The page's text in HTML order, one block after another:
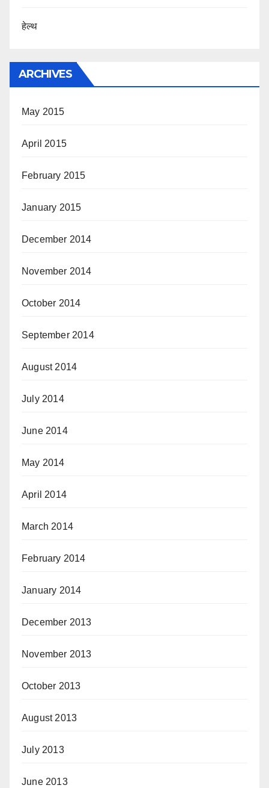
हेल्थ
ARCHIVES
May 2015
April 2015
February 2015
January 2015
December 2014
November 2014
October 2014
September 2014
August 2014
July 2014
June 2014
May 2014
April 2014
March 2014
February 2014
January 2014
December 2013
November 2013
October 2013
August 2013
July 2013
June 2013